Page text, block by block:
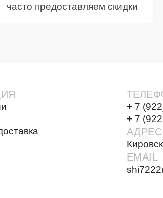
часто предоставляем скидки
+ 7
+ 7
АДРЕС
EMAIL